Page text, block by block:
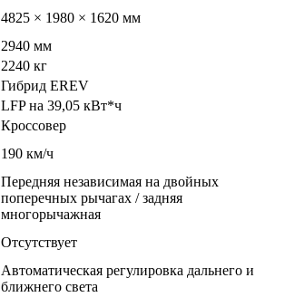
4825 × 1980 × 1620 мм
2940 мм
2240 кг
Гибрид EREV
LFP на 39,05 кВт*ч
Кроссовер
190 км/ч
Передняя независимая на двойных
поперечных рычагах / задняя
многорычажная
Отсутствует
Автоматическая регулировка дальнего и
ближнего света